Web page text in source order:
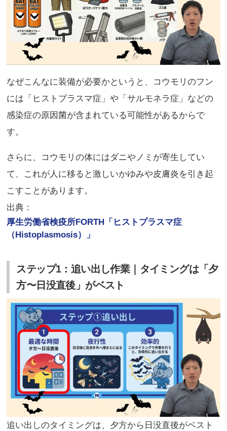
なぜこんなに装備が必要かというと、コウモリのフン
には「ヒストプラスマ症」や「サルモネラ症」などの
感染症の原因菌が含まれている可能性があるからで
す。
さらに、コウモリの体にはダニやノミが寄生してい
て、これが人に移ると激しいかゆみや皮膚炎を引き起
こすことがあります。
出典：
厚生労働省検疫所FORTH「ヒストプラスマ症
（Histoplasmosis）」
ステップ1：追い出し作業｜タイミングは「夕
方〜日没直後」がベスト
追い出しのタイミングは、夕方から日没直後がベスト